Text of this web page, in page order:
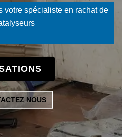
votre spécialiste en rachat de
NOUS